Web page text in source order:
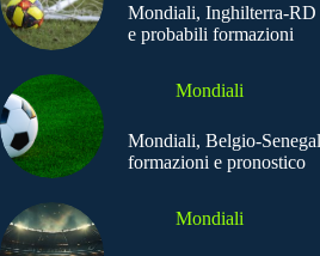
Mondiali, Inghilterra-RD
e probabili formazioni
Mondiali
Mondiali, Belgio-
formazioni e pronostico
Mondiali